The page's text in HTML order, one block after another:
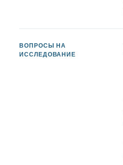
ВОПРОСЫ НА
ИССЛЕДОВАНИЕ